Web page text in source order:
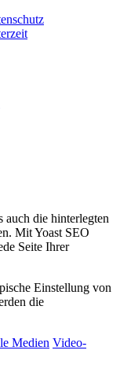
auch die hinterlegten
Mit Yoast SEO
Seite Ihrer
Einstellung von
die
Medien Video-